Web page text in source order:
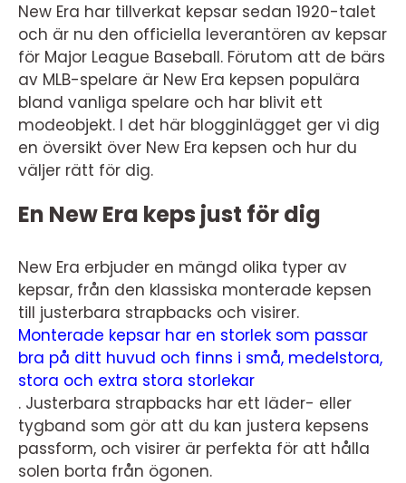
New Era har tillverkat kepsar sedan 1920-talet
och är nu den officiella leverantören av kepsar
för Major League Baseball. Förutom att de bärs
av MLB-spelare är New Era kepsen populära
bland vanliga spelare och har blivit ett
modeobjekt. I det här blogginlägget ger vi dig
en översikt över New Era kepsen och hur du
väljer rätt för dig.
En New Era keps just för dig
New Era erbjuder en mängd olika typer av
kepsar, från den klassiska monterade kepsen
till justerbara strapbacks och visirer.
Monterade kepsar har en storlek som passar
bra på ditt huvud och finns i små, medelstora,
stora och extra stora storlekar
. Justerbara strapbacks har ett läder- eller
tygband som gör att du kan justera kepsens
passform, och visirer är perfekta för att hålla
solen borta från ögonen.